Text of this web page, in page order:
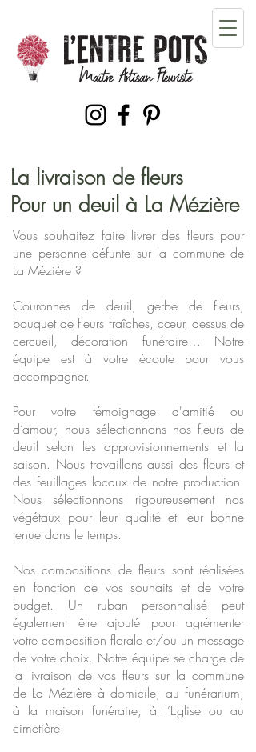
La livraison de fleurs
Pour un deuil à La Mézière
Vous souhaitez faire livrer des fleurs pour
une personne défunte sur la commune de
La Mézière ?
Couronnes de deuil, gerbe de fleurs,
bouquet de fleurs fraîches, cœur, dessus de
cercueil, décoration funéraire… Notre
équipe est à votre écoute pour vous
accompagner.
Pour votre témoignage d'amitié ou
d’amour, nous sélectionnons nos fleurs de
deuil selon les approvisionnements et la
saison. Nous travaillons aussi des fleurs et
des feuillages locaux de notre production.
Nous sélectionnons rigoureusement nos
végétaux pour leur qualité et leur bonne
tenue dans le temps.
Nos compositions de fleurs sont réalisées
en fonction de vos souhaits et de votre
budget. Un ruban personnalisé peut
également être ajouté pour agrémenter
votre composition florale et/ou un message
de votre choix. Notre équipe se charge de
la livraison de vos fleurs sur la commune
de La Mézière à domicile, au funérarium,
à la maison funéraire, à l’Eglise ou au
cimetière.